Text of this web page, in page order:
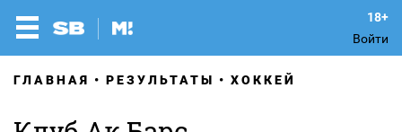
Войти
ГЛАВНАЯ РЕЗУЛЬТАТЫ ХОККЕЙ